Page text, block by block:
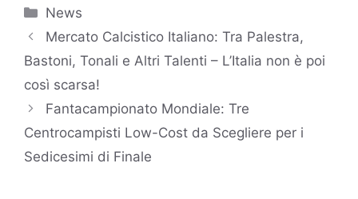
Categorie
News
Mercato Calcistico Italiano: Tra Palestra,
Bastoni, Tonali e Altri Talenti – L’Italia non è poi
così scarsa!
Fantacampionato Mondiale: Tre
Centrocampisti Low-Cost da Scegliere per i
Sedicesimi di Finale